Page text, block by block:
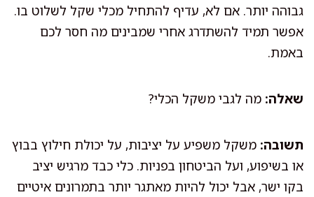
גבוהה יותר. אם לא, עדיף להתחיל מכלי שקל לשלוט בו.
אפשר תמיד להשתדרג אחרי שמבינים מה חסר לכם
באמת.
שאלה: מה לגבי משקל הכלי?
תשובה: משקל משפיע על יציבות, על יכולת חילוץ בבוץ
או בשיפוע, ועל הביטחון בפניות. כלי כבד מרגיש יציב
בקו ישר, אבל יכול להיות מאתגר יותר בתמרונים איטיים